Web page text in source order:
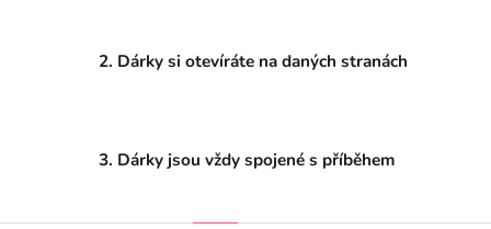
2. Dárky si otevíráte na daných stranách
3. Dárky jsou vždy spojené s příběhem